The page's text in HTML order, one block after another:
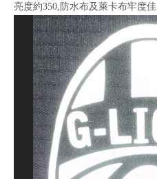
亮度約350,防水布及萊卡布牢度佳.